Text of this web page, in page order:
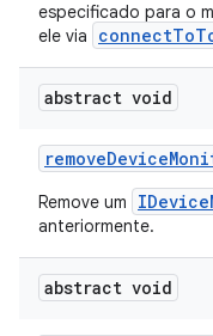
especificado para o
ele via
abstract void
removeDevice
Remove um
anteriormente.
abstract void